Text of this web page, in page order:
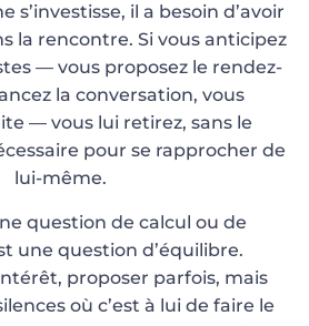
s’investisse, il a besoin d’avoir
la rencontre. Si vous anticipez
— vous proposez le rendez-
la conversation, vous
— vous lui retirez, sans le
pour se rapprocher de
lui-même.
question de calcul ou de
une question d’équilibre.
proposer parfois, mais
où c’est à lui de faire le